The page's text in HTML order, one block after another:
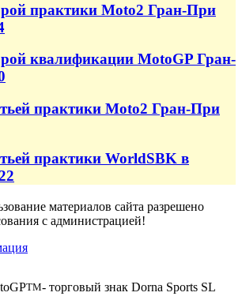
практики Moto2 Гран-При
квалификации MotoGP Гран-
практики Moto2 Гран-При
практики WorldSBK в
материалов сайта разрешено
с администрацией!
TM- торговый знак Dorna Sports SL